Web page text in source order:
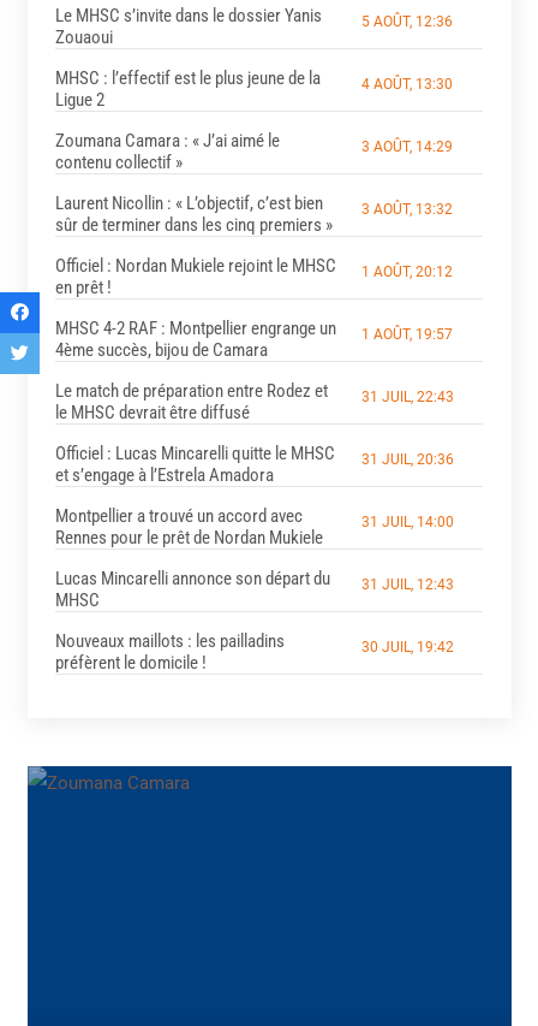
Le MHSC s’invite dans le dossier Yanis
Zouaoui
5 AOÛT, 12:36
MHSC : l’effectif est le plus jeune de la
Ligue 2
4 AOÛT, 13:30
Zoumana Camara : « J’ai aimé le
contenu collectif »
3 AOÛT, 14:29
Laurent Nicollin : « L’objectif, c’est bien
sûr de terminer dans les cinq premiers »
3 AOÛT, 13:32
Officiel : Nordan Mukiele rejoint le MHSC
en prêt !
1 AOÛT, 20:12
MHSC 4-2 RAF : Montpellier engrange un
4ème succès, bijou de Camara
1 AOÛT, 19:57
Le match de préparation entre Rodez et
le MHSC devrait être diffusé
31 JUIL, 22:43
Officiel : Lucas Mincarelli quitte le MHSC
et s’engage à l’Estrela Amadora
31 JUIL, 20:36
Montpellier a trouvé un accord avec
Rennes pour le prêt de Nordan Mukiele
31 JUIL, 14:00
Lucas Mincarelli annonce son départ du
MHSC
31 JUIL, 12:43
Nouveaux maillots : les pailladins
préfèrent le domicile !
30 JUIL, 19:42